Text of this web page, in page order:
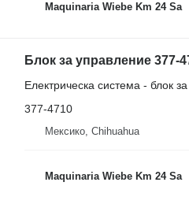
Maquinaria Wiebe Km 24 Sa
Блок за управление 377-
Електрическа система - блок
377-4710
Мексико, Chihuahua
Maquinaria Wiebe Km 24 Sa